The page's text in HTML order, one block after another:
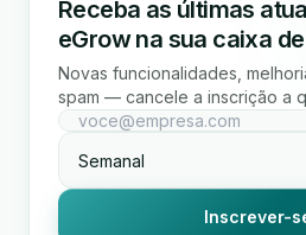
Receba as últimas
eGrow na sua caixa
Novas funcionalidades,
spam — cancele a inscrição a
Inscrever-